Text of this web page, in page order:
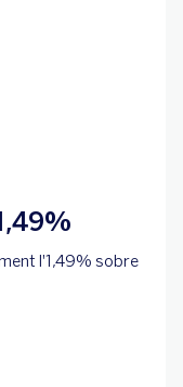
l'1,49% sobre